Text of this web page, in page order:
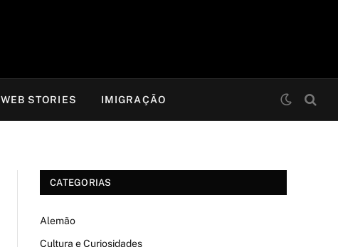
WEB STORIES IMIGRAÇÃO
CATEGORIAS
Alemão
Cultura e Curiosidades